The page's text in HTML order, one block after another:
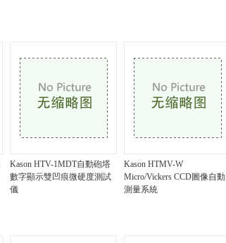
Kason HTV-1MDT自動砲塔
數字顯示雙凹痕微硬度測試
儀
Kason HTMV-W
Micro/Vickers CCD圖像自動
測量系統